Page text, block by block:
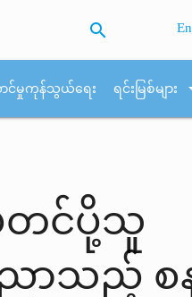
search
င်မှုကုန်သွယ်ရေး ရင်းမြစ်များ
တင်ပို့သူ
ညာသည့် စ